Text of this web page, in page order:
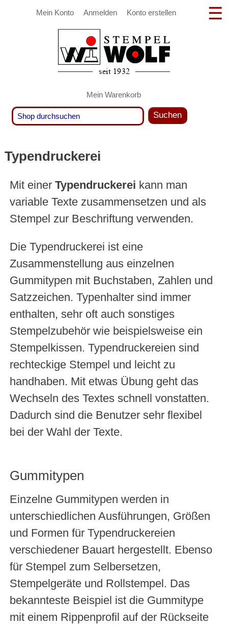
Mein Konto Anmelden Konto erstellen
Mein Warenkorb
Suchen
Typendruckerei
Mit einer Typendruckerei kann man
variable Texte zusammensetzen und als
Stempel zur Beschriftung verwenden.
Die Typendruckerei ist eine
Zusammenstellung aus einzelnen
Gummitypen mit Buchstaben, Zahlen und
Satzzeichen. Typenhalter sind immer
enthalten, sehr oft auch sonstiges
Stempelzubehör wie beispielsweise ein
Stempelkissen. Typendruckereien sind
rechteckige Stempel und leicht zu
handhaben. Mit etwas Übung geht das
Wechseln des Textes schnell vonstatten.
Dadurch sind die Benutzer sehr flexibel
bei der Wahl der Texte.
Gummitypen
Einzelne Gummitypen werden in
unterschiedlichen Ausführungen, Größen
und Formen für Typendruckereien
verschiedener Bauart hergestellt. Ebenso
für Stempel zum Selbersetzen,
Stempelgeräte und Rollstempel. Das
bekannteste Beispiel ist die Gummitype
mit einem Rippenprofil auf der Rückseite